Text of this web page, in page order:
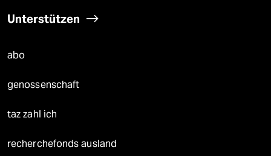
Unterstützen
abo
genossenschaft
taz zahl ich
recherchefonds ausland